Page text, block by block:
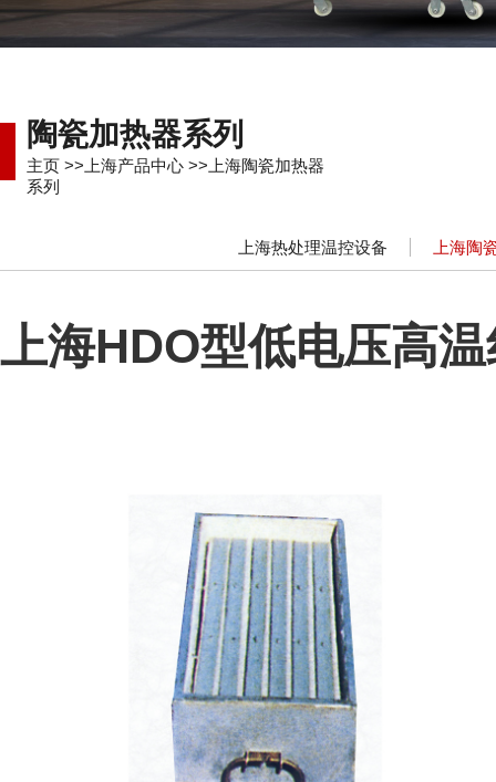
陶瓷加热器系列
主页 >> 上海产品中心 >> 上海陶瓷加热器
系列
上海热处理温控设备 上海陶
上海HDO型低电压高